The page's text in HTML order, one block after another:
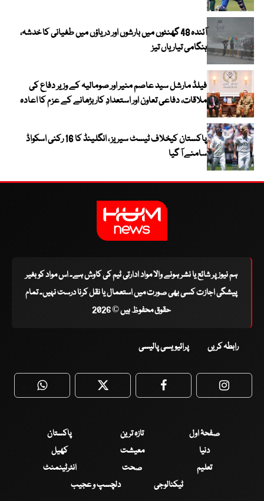
آئندہ 48 گھنٹوں میں بارشوں اور دریاؤں میں طغیانی کا خدشہ،
ہنگامی تیاریاں تیز
فیلڈ مارشل سید عاصم منیر اور صومالیہ کے وزیر دفاع کی
ملاقات، دفاعی تعاون اور استعدادِ کار بڑھانے کے عزم کا اعادہ
پاکستان کیخلاف ٹیسٹ سیریز ، انگلینڈ کا 16 رکنی اسکواڈ
سامنے آ گیا
ہم نیوز پر شائع یا نشر ہونے والا مواد ادارتی ٹیم کی کاوش ہے۔ اس مواد کو بغیر
پیشگی اجازت کسی بھی صورت میں استعمال یا نقل کرنا درست نہیں۔ تمام
حقوق محفوظ ہیں © 2026
رابطہ کریں پرائیویسی پالیسی
WhatsApp Twitter Facebook
صفحۂ اول تازہ ترین
پاکستان
دنیا
معیشت
کھیل
تعلیم
صحت
انٹرٹینمنٹ
ٹیکنالوجی
دلچسپ و عجیب